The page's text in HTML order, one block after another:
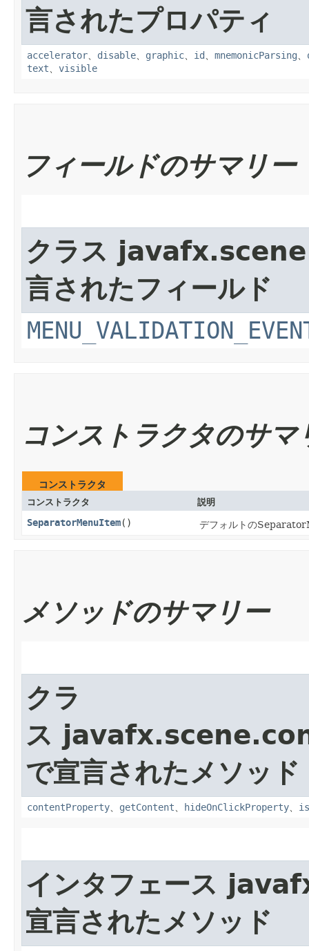
言されたプロパティ
accelerator、 disable、 graphic、 id、 mnemonicParsing、
text、 visible
フィールドのサマリー
クラス
言されたフィールド
コンストラクタのサマ
コンストラクタ
コンストラクタ 説明
SeparatorMenuItem() デフォルトの
メソッドのサマリー
クラ
ス
で宣言されたメソッド
contentProperty、 getContent、 hideOnClickProperty、
インタフェース
宣言されたメソッド